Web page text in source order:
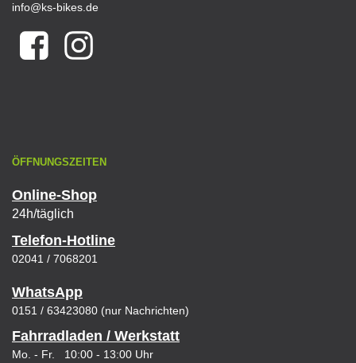
info@ks-bikes.de
ÖFFNUNGSZEITEN
Online-Shop
24h/täglich
Telefon-Hotline
02041 / 7068201
WhatsApp
0151 / 63423080 (nur Nachrichten)
Fahrradladen / Werkstatt
Mo. - Fr. 10:00 - 13:00 Uhr